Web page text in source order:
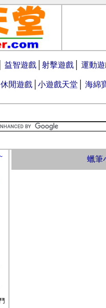
益智遊戲 射擊遊戲 運動
休閒遊戲 小遊戲天堂 海綿
蠟筆